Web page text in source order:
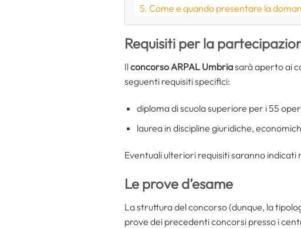
Come e quando presentare la
Requisiti per la
Ilconcorso ARPAL Umbriasarà aperto ai
seguenti requisiti specifici:
diploma di scuola superiore per i 55
laurea in discipline giuridiche,
Eventuali ulteriori requisiti saranno indicati
Le prove d’esame
La struttura del concorso (dunque, la
prove dei precedenti concorsi presso i